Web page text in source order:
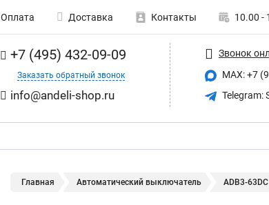
Оплата Доставка Контакты 10.00 -
+7 (495) 432-09-09
Заказать обратный звонок
info@andeli-shop.ru
Звонок
MAX: +7
Telegram:
Главная Автоматический выключатель ADB3-63DC